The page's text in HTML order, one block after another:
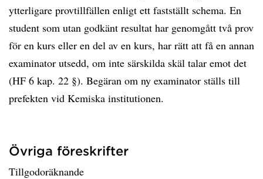
ytterligare provtillfällen enligt ett fastställt schema. En
student som utan godkänt resultat har genomgått två prov
för en kurs eller en del av en kurs, har rätt att få en annan
examinator utsedd, om inte särskilda skäl talar emot det
(HF 6 kap. 22 §). Begäran om ny examinator ställs till
prefekten vid Kemiska institutionen.
Övriga föreskrifter
Tillgodoräknande